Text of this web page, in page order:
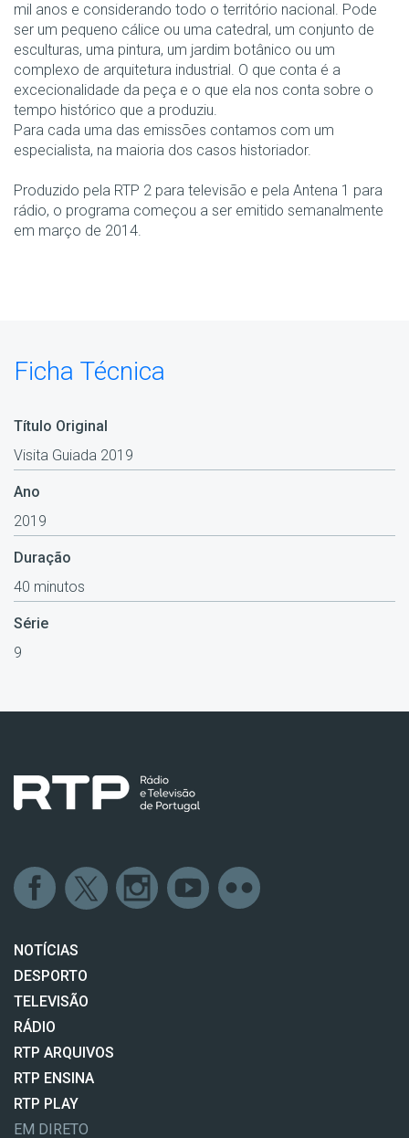
mil anos e considerando todo o território nacional. Pode
ser um pequeno cálice ou uma catedral, um conjunto de
esculturas, uma pintura, um jardim botânico ou um
complexo de arquitetura industrial. O que conta é a
excecionalidade da peça e o que ela nos conta sobre o
tempo histórico que a produziu.
Para cada uma das emissões contamos com um
especialista, na maioria dos casos historiador.
Produzido pela RTP 2 para televisão e pela Antena 1 para
rádio, o programa começou a ser emitido semanalmente
em março de 2014.
Ficha Técnica
Título Original
Visita Guiada 2019
Ano
2019
Duração
40 minutos
Série
9
NOTÍCIAS
DESPORTO
TELEVISÃO
RÁDIO
RTP ARQUIVOS
RTP ENSINA
RTP PLAY
EM DIRETO